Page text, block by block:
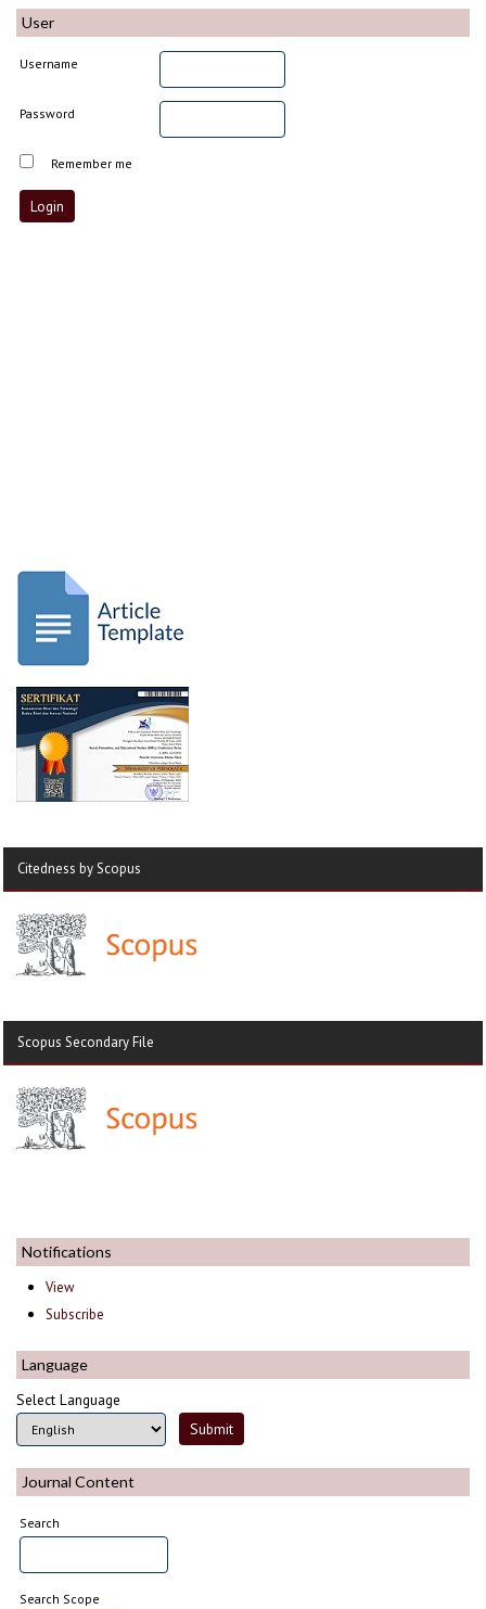
User
Username
Password
Remember me
Citedness by Scopus
Scopus Secondary File
Notifications
View
Subscribe
Language
Select Language
Journal Content
Search
Search Scope